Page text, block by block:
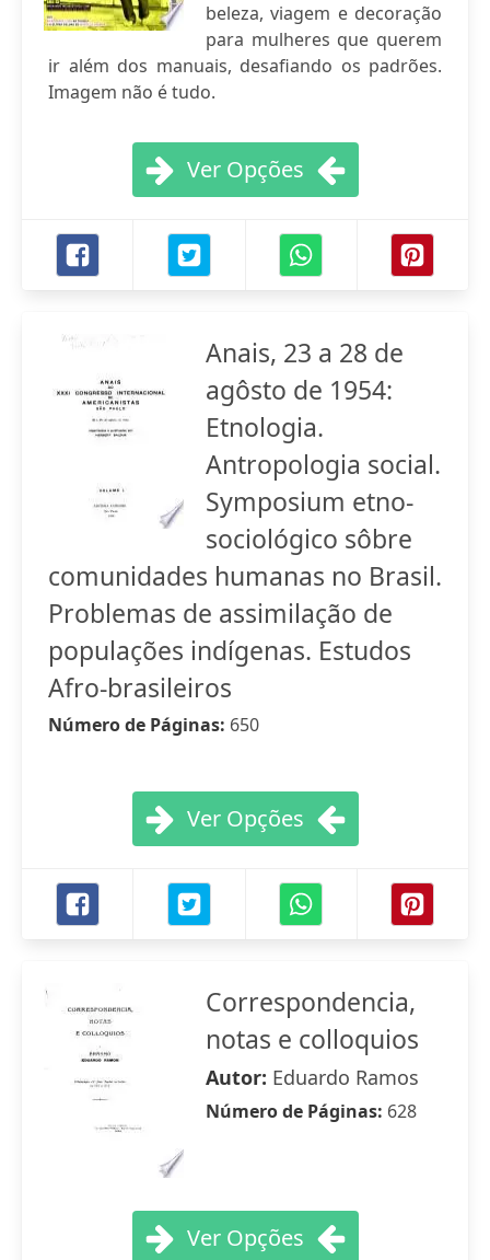
beleza, viagem e decoração
para mulheres que querem
ir além dos manuais, desafiando os padrões.
Imagem não é tudo.
Ver Opções
Anais, 23 a 28 de
agôsto de 1954:
Etnologia.
Antropologia social.
Symposium etno-
sociológico sôbre
comunidades humanas no Brasil.
Problemas de assimilação de
populações indígenas. Estudos
Afro-brasileiros
Número de Páginas: 650
Ver Opções
Correspondencia,
notas e colloquios
Autor: Eduardo Ramos
Número de Páginas: 628
Ver Opções